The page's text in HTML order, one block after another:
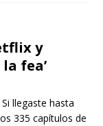
y
fea’
llegaste hasta
335 capítulos de